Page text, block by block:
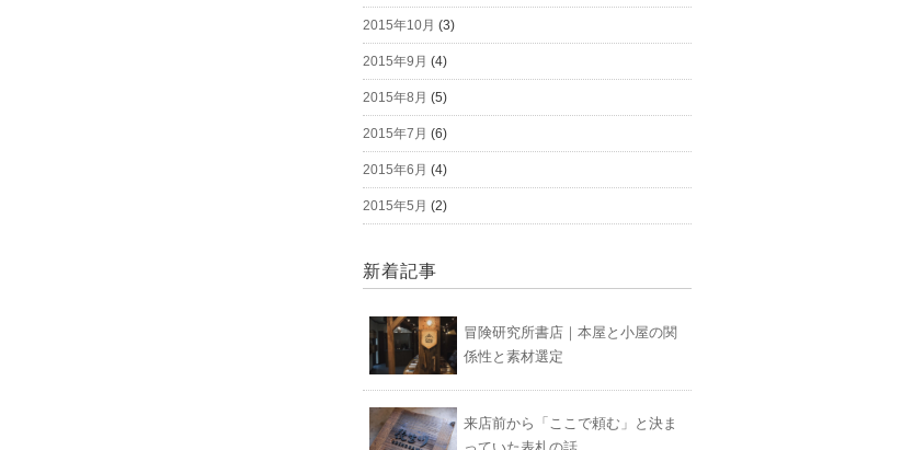
2015年10月 (3)
2015年9月 (4)
2015年8月 (5)
2015年7月 (6)
2015年6月 (4)
2015年5月 (2)
新着記事
冒険研究所書店｜本屋と小屋の関
係性と素材選定
来店前から「ここで頼む」と決ま